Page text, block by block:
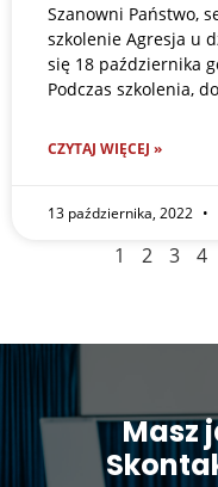
Szanowni Państwo,
szkolenie Agresja u
się 18 października
Podczas szkolenia,
CZYTAJ WIĘCEJ »
13 października, 2022
1 2 3 4
Masz